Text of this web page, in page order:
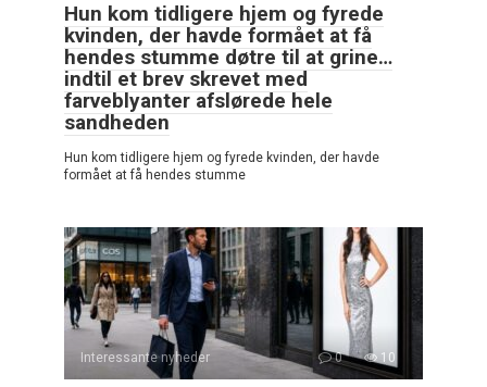
Hun kom tidligere hjem og fyrede
kvinden, der havde formået at få
hendes stumme døtre til at grine…
indtil et brev skrevet med
farveblyanter afslørede hele
sandheden
Hun kom tidligere hjem og fyrede kvinden, der havde
formået at få hendes stumme
Interessante nyheder 0 10